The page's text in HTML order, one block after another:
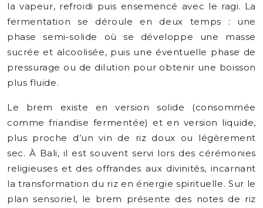
la vapeur, refroidi puis ensemencé avec le ragi. La
fermentation se déroule en deux temps : une
phase semi-solide où se développe une masse
sucrée et alcoolisée, puis une éventuelle phase de
pressurage ou de dilution pour obtenir une boisson
plus fluide.
Le brem existe en version solide (consommée
comme friandise fermentée) et en version liquide,
plus proche d’un vin de riz doux ou légèrement
sec. À Bali, il est souvent servi lors des cérémonies
religieuses et des offrandes aux divinités, incarnant
la transformation du riz en énergie spirituelle. Sur le
plan sensoriel, le brem présente des notes de riz